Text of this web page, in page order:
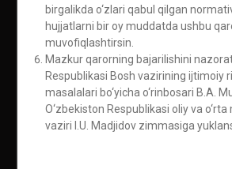
birgalikda o‘zlari qabul qilgan
hujjatlarni bir oy muddatda ushbu
muvofiqlashtirsin.
Mazkur qarorning bajarilishini
Respublikasi Bosh vazirining ijtimoiy
masalalari bo‘yicha o‘rinbosari B.A.
O‘zbekiston Respublikasi oliy va o‘rta
vaziri I.U. Madjidov zimmasiga